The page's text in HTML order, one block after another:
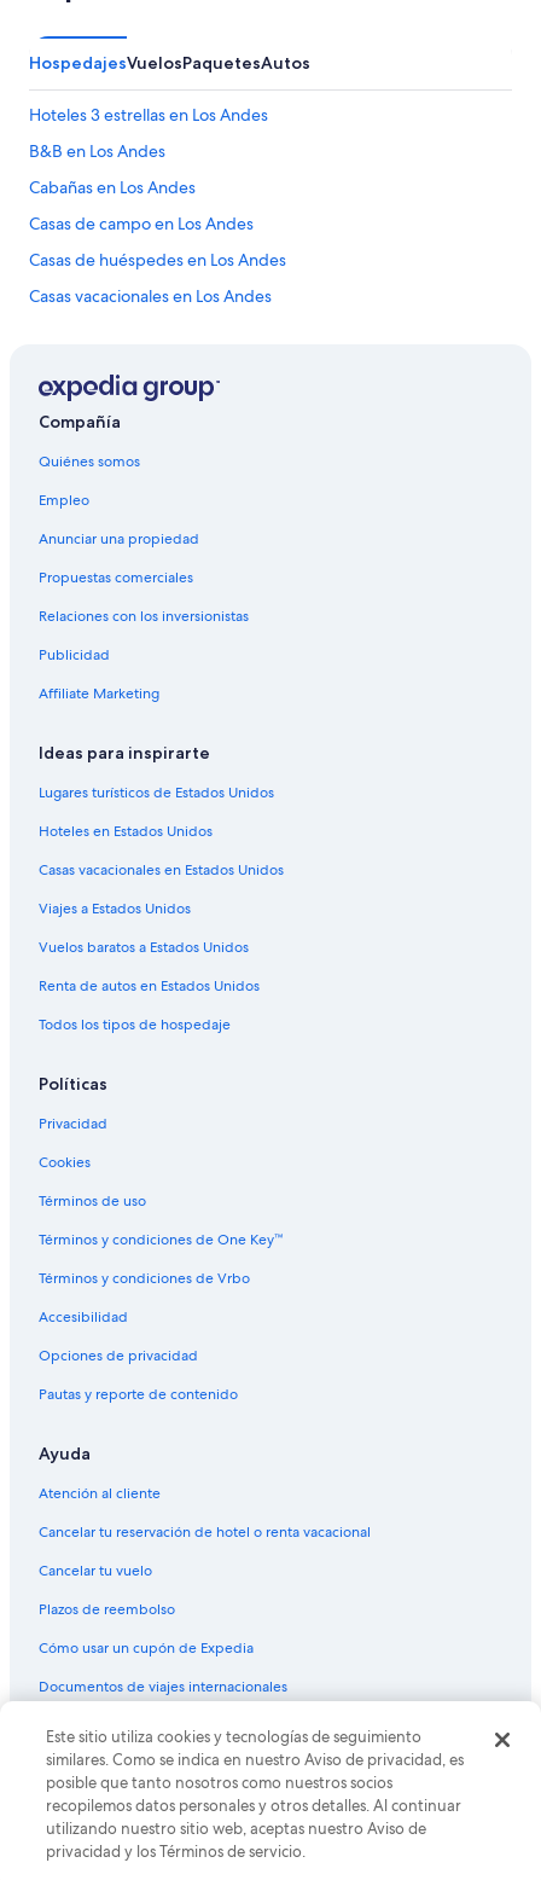
HospedajesVuelosPaquetesAutos
Hoteles 3 estrellas en Los Andes
B&B en Los Andes
Cabañas en Los Andes
Casas de campo en Los Andes
Casas de huéspedes en Los Andes
Casas vacacionales en Los Andes
Condominios en Los Andes
Ranchos en Los Andes
Hostales en Los Andes
Hoteles en Los Andes
Lodges en Los Andes
Posadas en Los Andes
Hoteles 3 estrellas en Sierra
B&B en Sierra
Cabañas en Sierra
Casas de campo en Sierra
Casas en los árboles en Sierra
Casas rurales en Sierra
Resorts en Sierra
Apartamentos en Sierra
Hoteles haciendas en Sierra
Hostales en Sierra
Hoteles de lujo en Sierra
Hoteles ecológicos en Sierra
Hoteles románticos en Sierra
Hoteles baratos en Sierra
Hoteles con aguas termales en Sierra
Hoteles con aire acondicionado en Sierra
Hoteles con hidromasaje en Sierra
Lodges en Sierra
Posadas en Sierra
Hoteles 3 estrellas en Región amazónica de Ecuador
Hoteles 4 estrellas en Región amazónica de Ecuador
Hoteles 5 estrellas en Región amazónica de Ecuador
Casas de huéspedes en Región amazónica de Ecuador
Casas vacacionales en Región amazónica de Ecuador
Casas en los árboles en Región amazónica de Ecuador
Casas rurales en Región amazónica de Ecuador
Compañía
Quiénes somos
Empleo
Anunciar una propiedad
Propuestas comerciales
Relaciones con los inversionistas
Publicidad
Affiliate Marketing
Ideas para inspirarte
Lugares turísticos de Estados Unidos
Hoteles en Estados Unidos
Casas vacacionales en Estados Unidos
Viajes a Estados Unidos
Vuelos baratos a Estados Unidos
Renta de autos en Estados Unidos
Todos los tipos de hospedaje
Políticas
Privacidad
Cookies
Términos de uso
Términos y condiciones de One Key™
Términos y condiciones de Vrbo
Accesibilidad
Opciones de privacidad
Pautas y reporte de contenido
Ayuda
Atención al cliente
Cancelar tu reservación de hotel o renta vacacional
Cancelar tu vuelo
Plazos de reembolso
Cómo usar un cupón de Expedia
Documentos de viajes internacionales
© 2026 Expedia, Inc., una empresa de Expedia Group. Todos los
derechos reservados. Expedia y el logo de Expedia son marcas
registradas o marcas comerciales de Expedia, Inc. CST# 2029030-50.
Este sitio utiliza cookies y tecnologías de seguimiento
similares. Como se indica en nuestro Aviso de privacidad, es
posible que tanto nosotros como nuestros socios
recopilemos datos personales y otros detalles. Al continuar
utilizando nuestro sitio web, aceptas nuestro Aviso de
privacidad y los Términos de servicio.